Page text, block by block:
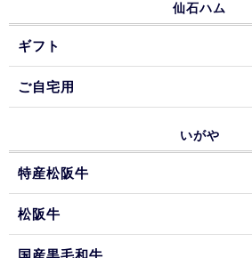
仙石ハム
ギフト
ご自宅用
いがや
特産松阪牛
松阪牛